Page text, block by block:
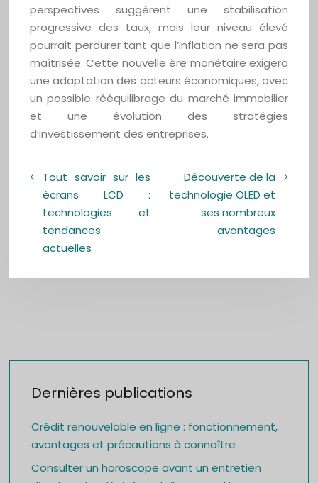
perspectives suggèrent une stabilisation
progressive des taux, mais leur niveau élevé
pourrait perdurer tant que l’inflation ne sera pas
maîtrisée. Cette nouvelle ère monétaire exigera
une adaptation des acteurs économiques, avec
un possible rééquilibrage du marché immobilier
et une évolution des stratégies
d’investissement des entreprises.
Tout savoir sur les
écrans LCD :
technologies et
tendances
actuelles
Découverte de la
technologie OLED et
ses nombreux
avantages
Dernières publications
Crédit renouvelable en ligne : fonctionnement,
avantages et précautions à connaître
Consulter un horoscope avant un entretien